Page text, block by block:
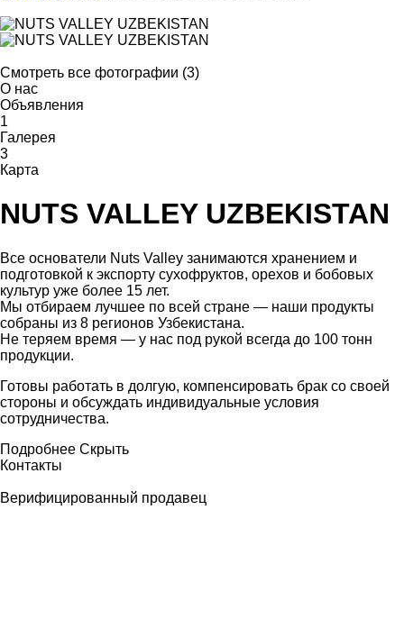
Смотреть все фотографии (3)
О нас
Объявления
1
Галерея
3
Карта
NUTS VALLEY UZBEKISTAN
Все основатели Nuts Valley занимаются хранением и
подготовкой к экспорту сухофруктов, орехов и бобовых
культур уже более 15 лет.
Мы отбираем лучшее по всей стране — наши продукты
собраны из 8 регионов Узбекистана.
Не теряем время — у нас под рукой всегда до 100 тонн
продукции.
Готовы работать в долгую, компенсировать брак со своей
стороны и обсуждать индивидуальные условия
сотрудничества.
Подробнее Скрыть
Контакты
Верифицированный продавец